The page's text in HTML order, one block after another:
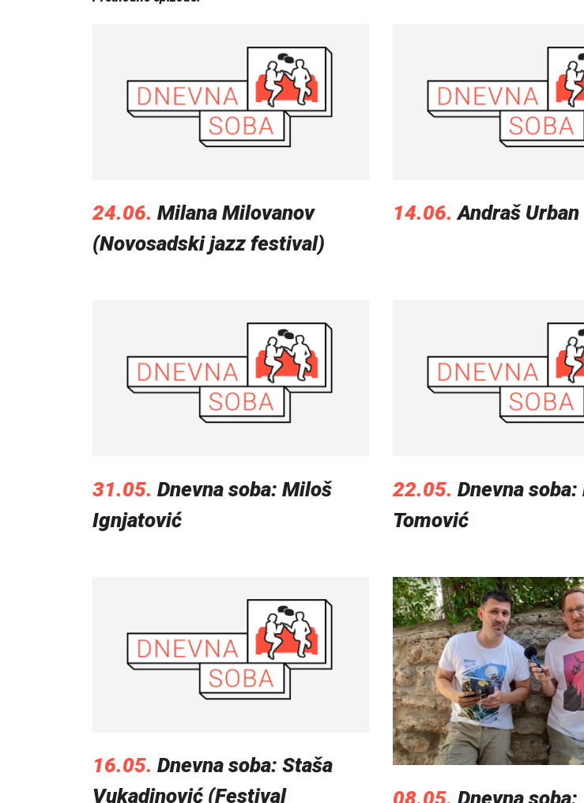
24.06. Milana Milovanov
(Novosadski jazz festival)
14.06. Andraš Urban
31.05. Dnevna soba: Miloš
Ignjatović
22.05. Dnevna
Tomović
16.05. Dnevna soba: Staša
Vukadinović (Festival
08.05. Dnevna soba: